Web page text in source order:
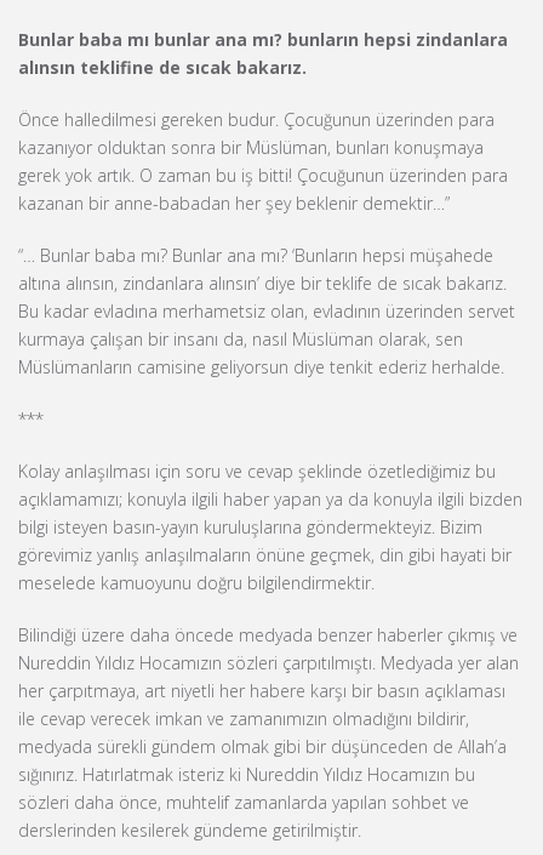
Bunlar baba mı bunlar ana mı? bunların hepsi zindanlara
alınsın teklifine de sıcak bakarız.
Önce halledilmesi gereken budur. Çocuğunun üzerinden para
kazanıyor olduktan sonra bir Müslüman, bunları konuşmaya
gerek yok artık. O zaman bu iş bitti! Çocuğunun üzerinden para
kazanan bir anne-babadan her şey beklenir demektir…”
“… Bunlar baba mı? Bunlar ana mı? ‘Bunların hepsi müşahede
altına alınsın, zindanlara alınsın’ diye bir teklife de sıcak bakarız.
Bu kadar evladına merhametsiz olan, evladının üzerinden servet
kurmaya çalışan bir insanı da, nasıl Müslüman olarak, sen
Müslümanların camisine geliyorsun diye tenkit ederiz herhalde.
***
Kolay anlaşılması için soru ve cevap şeklinde özetlediğimiz bu
açıklamamızı; konuyla ilgili haber yapan ya da konuyla ilgili bizden
bilgi isteyen basın-yayın kuruluşlarına göndermekteyiz. Bizim
görevimiz yanlış anlaşılmaların önüne geçmek, din gibi hayati bir
meselede kamuoyunu doğru bilgilendirmektir.
Bilindiği üzere daha öncede medyada benzer haberler çıkmış ve
Nureddin Yıldız Hocamızın sözleri çarpıtılmıştı. Medyada yer alan
her çarpıtmaya, art niyetli her habere karşı bir basın açıklaması
ile cevap verecek imkan ve zamanımızın olmadığını bildirir,
medyada sürekli gündem olmak gibi bir düşünceden de Allah’a
sığınırız. Hatırlatmak isteriz ki Nureddin Yıldız Hocamızın bu
sözleri daha önce, muhtelif zamanlarda yapılan sohbet ve
derslerinden kesilerek gündeme getirilmiştir.